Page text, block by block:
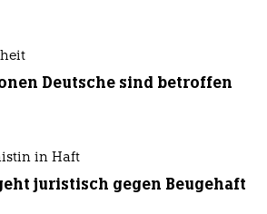
Deutsche sind betroffen
in Haft
juristisch gegen Beugehaft